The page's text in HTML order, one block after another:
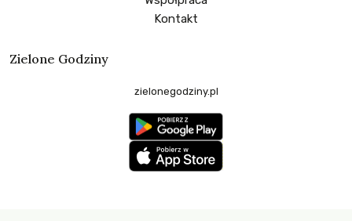
Kontakt
Zielone Godziny
zielonegodziny.pl